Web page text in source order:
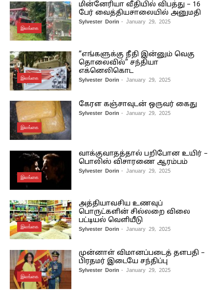
இலங்கை
மின்னேரியா வீதியில் விபத்து – 16
பேர் வைத்தியசாலையில் அனுமதி
Sylvester Dorin - January 29, 2025
இலங்கை
“எங்களுக்கு நீதி இன்னும் வெகு
தொலைவில்” சந்தியா
எக்னெலிகொட
Sylvester Dorin - January 29, 2025
இலங்கை
கேரள கஞ்சாவுடன் ஒருவர் கைது
Sylvester Dorin - January 29, 2025
இலங்கை
வாக்குவாதத்தால் பறிபோன உயிர் –
பொலிஸ் விசாரணை ஆரம்பம்
Sylvester Dorin - January 29, 2025
இலங்கை
அத்தியாவசிய உணவுப்
பொருட்களின் சில்லறை விலை
பட்டியல் வெளியீடு
Sylvester Dorin - January 29, 2025
இலங்கை
முன்னாள் விமானப்படைத் தளபதி –
பிரதமர் இடையே சந்திப்பு
Sylvester Dorin - January 29, 2025